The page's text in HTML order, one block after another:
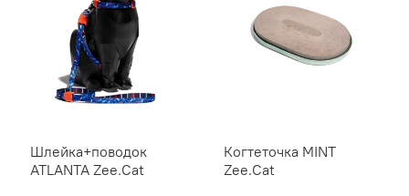
вашего
Шлейка+поводок
ATLANTA Zee.Cat
Когтеточка MINT
Zee.Cat